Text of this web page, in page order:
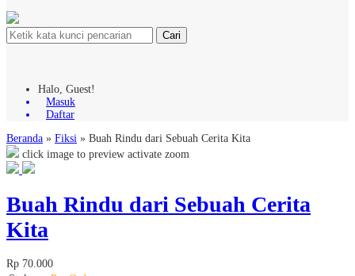
Cari
Halo, Guest!
Masuk
Daftar
Beranda » Fiksi » Buah Rindu dari Sebuah Cerita Kita
click image to preview activate zoom
Buah Rindu dari Sebuah Cerita
Kita
Rp 70.000